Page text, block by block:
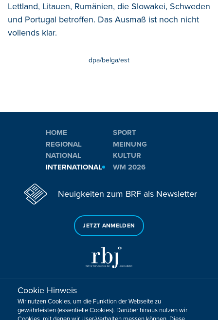
Lettland, Litauen, Rumänien, die Slowakei, Schweden
und Portugal betroffen. Das Ausmaß ist noch nicht
vollends klar.
dpa/belga/est
HOME
REGIONAL
NATIONAL
INTERNATIONAL
SPORT
MEINUNG
KULTUR
WM 2026
Neuigkeiten zum BRF als Newsletter
JETZT ANMELDEN
Sie haben noch Fragen oder Anmerkungen?
KONTAKTIEREN SIE UNS!
Cookie Hinweis
Wir nutzen Cookies, um die Funktion der Webseite zu
gewährleisten (essentielle Cookies). Darüber hinaus nutzen wir